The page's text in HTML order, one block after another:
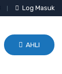
Log Masuk
AHLI